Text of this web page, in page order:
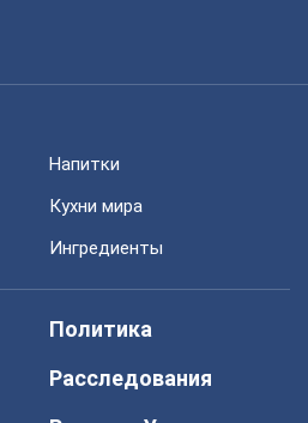
Напитки
Кухни мира
Ингредиенты
Политика
Расследования